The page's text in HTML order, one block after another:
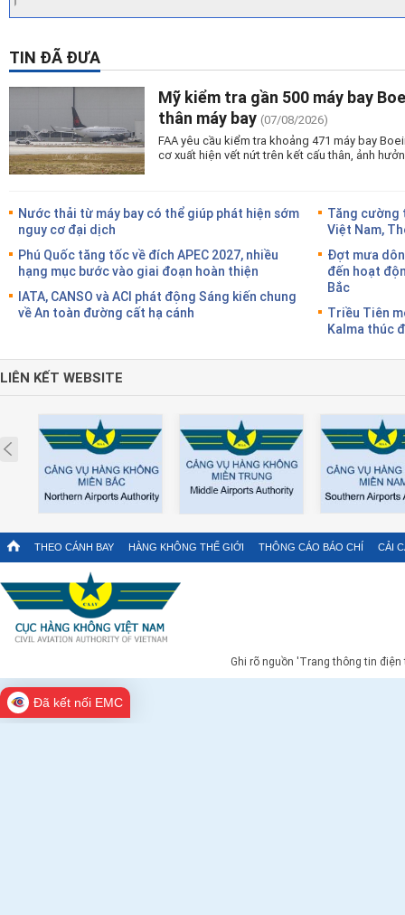
TIN ĐÃ ĐƯA
Mỹ kiểm tra gần 500 máy bay
thân máy bay (07/08/2026)
FAA yêu cầu kiểm tra khoảng 471 máy bay
cơ xuất hiện vết nứt trên kết cấu thân, ảnh
Nước thải từ máy bay có thể giúp phát hiện sớm
nguy cơ đại dịch
Phú Quốc tăng tốc về đích APEC 2027, nhiều
hạng mục bước vào giai đoạn hoàn thiện
IATA, CANSO và ACI phát động Sáng kiến chung
về An toàn đường cất hạ cánh
Tăng cường
Việt Nam,
Đợt mưa
đến hoạt
Bắc
Triều Tiên
Kalma thúc
LIÊN KẾT WEBSITE
Prev
THEO CÁNH BAY HÀNG KHÔNG THẾ GIỚI THÔNG CÁO BÁO CHÍ CẢI
Ghi rõ nguồn 'Trang thông tin
Đã kết nối EMC